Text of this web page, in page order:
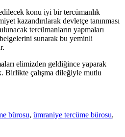
konu iyi bir tercümanlık
kazandırılarak devletçe tanınması
tercümanların yapmaları
sunarak bu yeminli
elimizden geldiğince yaparak
Birlikte çalışma dileğiyle mutlu
bürosu, ümraniye tercüme bürosu,